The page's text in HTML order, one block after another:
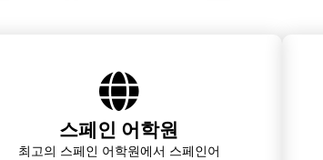
스페인 어학원
최고의 스페인 어학원에서 스페인어